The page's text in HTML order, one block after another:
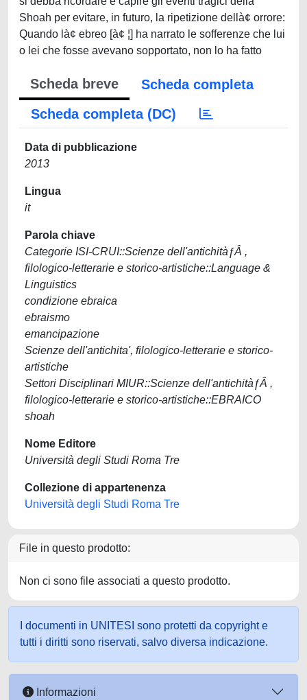
Shoah per evitare, in futuro, la ripetizione dellà¢ orrore:
Quando là¢ ebreo [à¢ ¦] ha narrato le sofferenze che lui
o lei che fosse avevano sopportato, non lo ha fatto
Scheda breve
Scheda completa
Scheda completa (DC)
Data di pubblicazione
2013
Lingua
it
Parola chiave
Categorie ISI-CRUI::Scienze dell'antichitàƒÂ ,
filologico-letterarie e storico-artistiche::Language &
Linguistics
condizione ebraica
ebraismo
emancipazione
Scienze dell'antichita', filologico-letterarie e storico-
artistiche
Settori Disciplinari MIUR::Scienze dell'antichitàƒÂ ,
filologico-letterarie e storico-artistiche::EBRAICO
shoah
Nome Editore
Università degli Studi Roma Tre
Collezione di appartenenza
Università degli Studi Roma Tre
File in questo prodotto:
Non ci sono file associati a questo prodotto.
I documenti in UNITESI sono protetti da copyright e
tutti i diritti sono riservati, salvo diversa indicazione.
Informazioni